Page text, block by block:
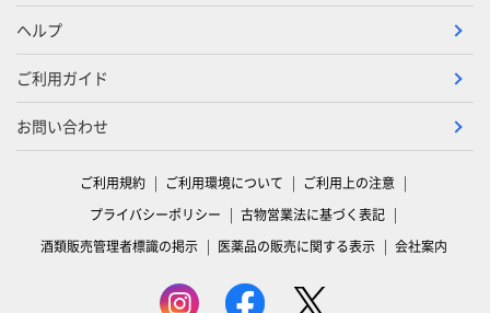
ヘルプ
ご利用ガイド
お問い合わせ
ご利用規約 ご利用環境について
ご利用上の注意
プライバシーポリシー
古物営業法に基づく表記
酒類販売管理者標識の掲示
医薬品の販売に関する表示 会社案内